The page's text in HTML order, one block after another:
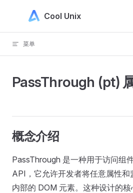
Skip to contentCool Unix
菜单
PassThrough (pt)
概念介绍
PassThrough 是一种用于访问组
API，它允许开发者将任意属性
内部的 DOM 元素。这种设计的